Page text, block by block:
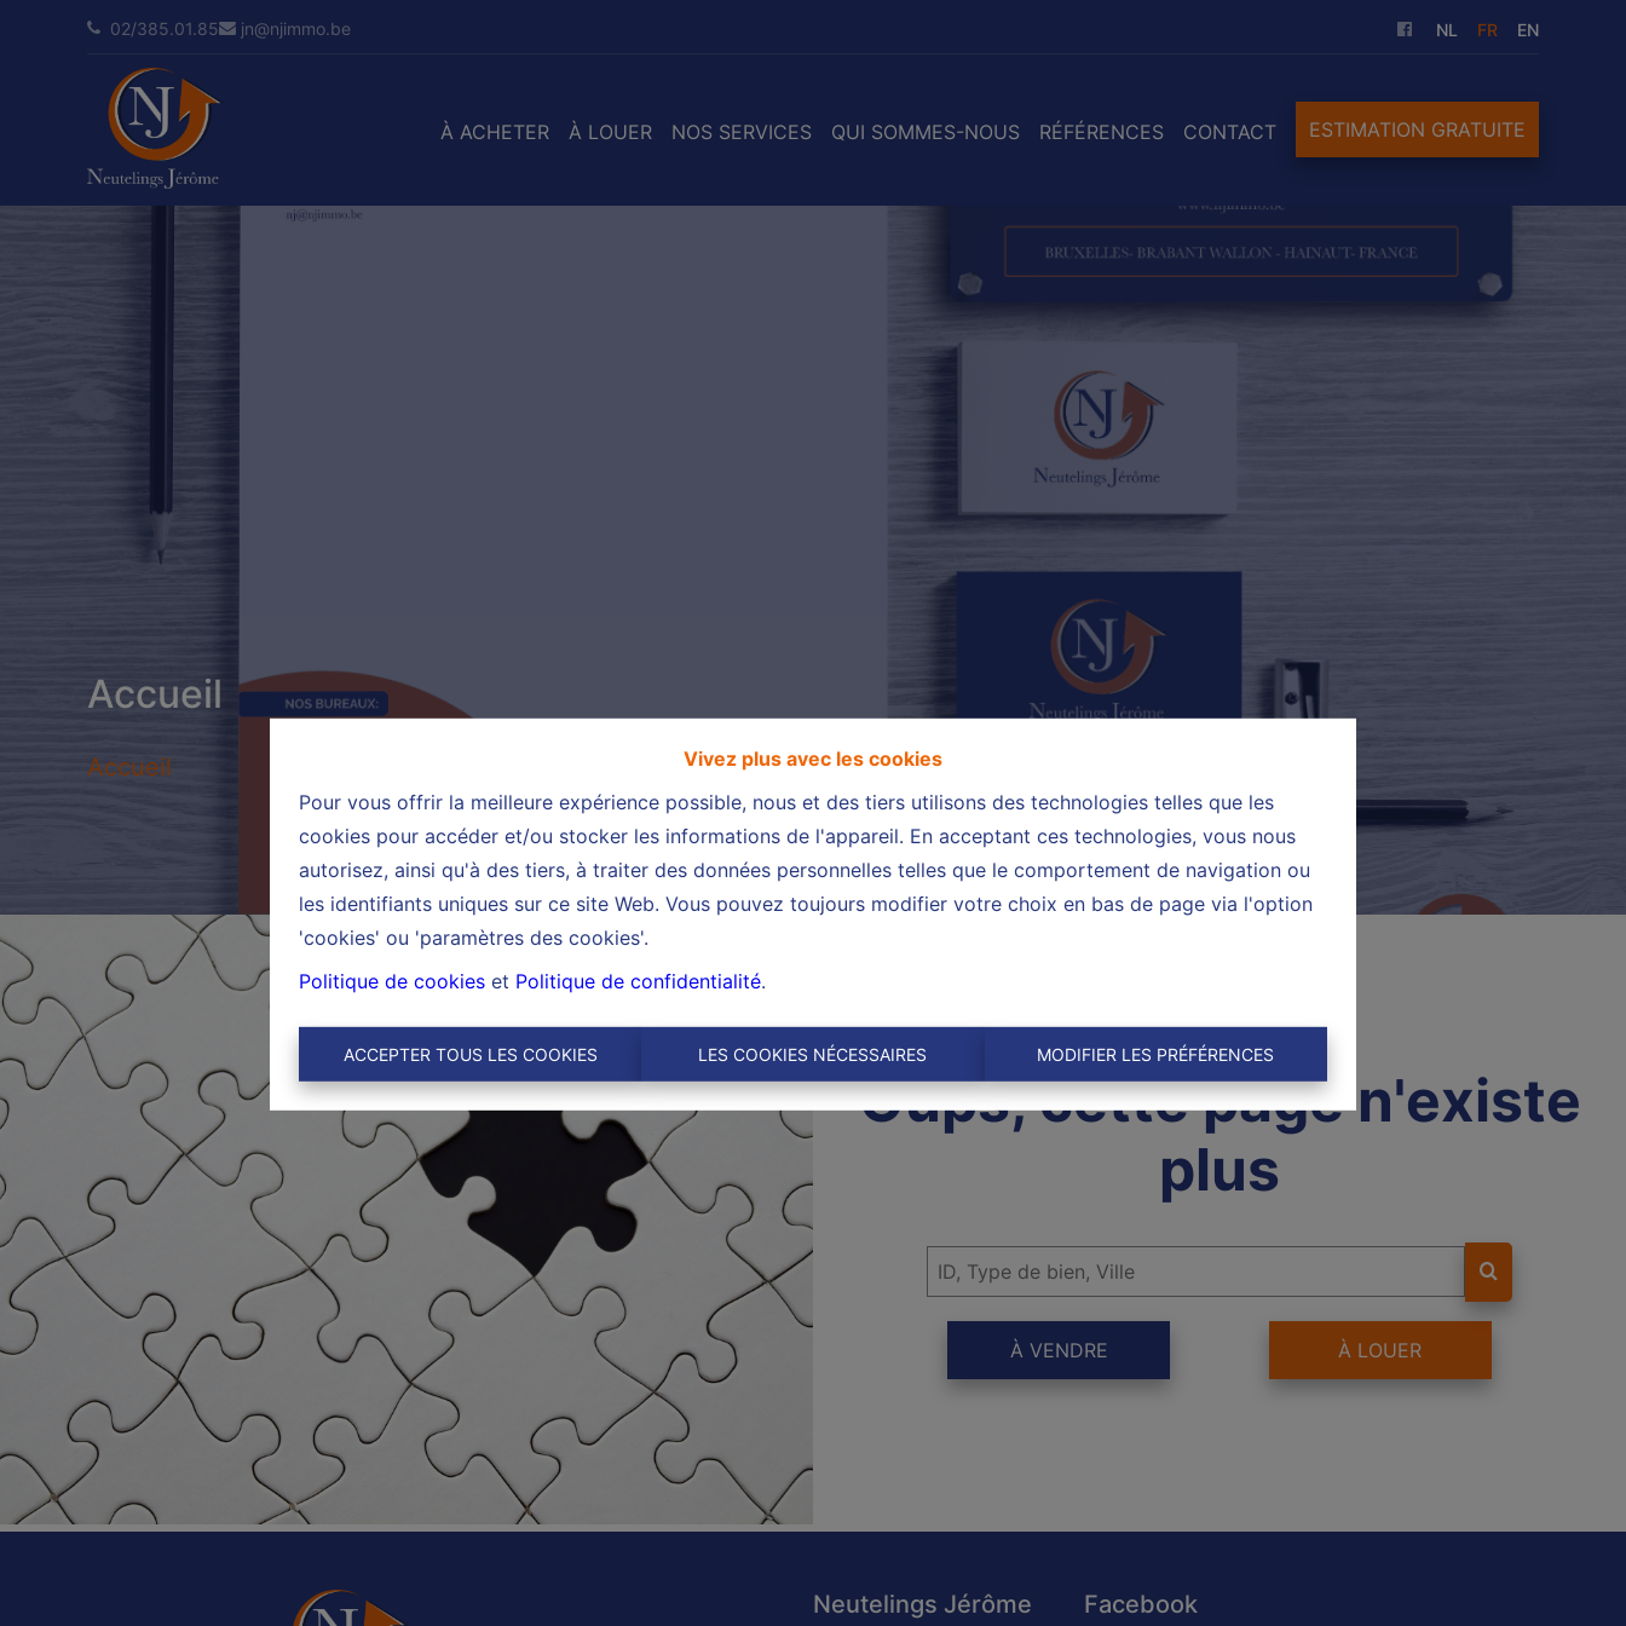
Vivez plus avec les cookies
Pour vous offrir la meilleure expérience possible, nous et des tiers utilisons des technologies telles que les
cookies pour accéder et/ou stocker les informations de l'appareil. En acceptant ces technologies, vous nous
autorisez, ainsi qu'à des tiers, à traiter des données personnelles telles que le comportement de navigation ou
les identifiants uniques sur ce site Web. Vous pouvez toujours modifier votre choix en bas de page via l'option
'cookies' ou 'paramètres des cookies'.
Politique de cookies et Politique de confidentialité.
ACCEPTER TOUS LES COOKIES LES COOKIES NÉCESSAIRES MODIFIER LES PRÉFÉRENCES
02/385.01.85 jn@njimmo.be NL FR EN
À ACHETER À LOUER NOS SERVICES QUI SOMMES-NOUS RÉFÉRENCES CONTACT ESTIMATION GRATUITE
Accueil
Accueil
Oups, cette page n'existe
plus
À VENDRE À LOUER
Neutelings Jérôme Facebook